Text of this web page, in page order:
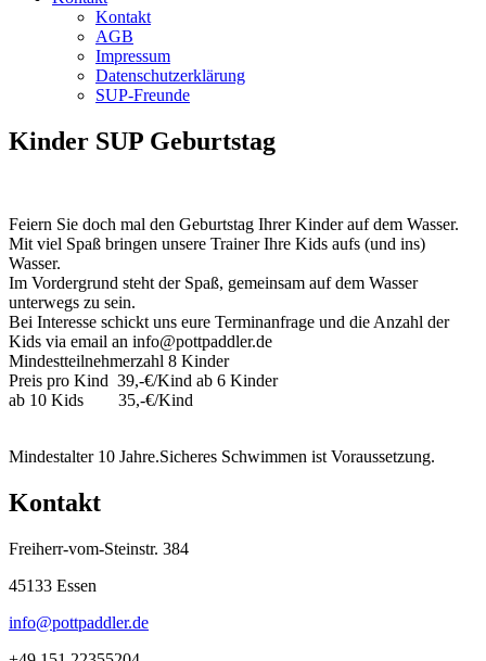
Kontakt
AGB
Impressum
Datenschutzerklärung
SUP-Freunde
Kinder SUP Geburtstag
Feiern Sie doch mal den Geburtstag Ihrer Kinder auf dem Wasser.
Mit viel Spaß bringen unsere Trainer Ihre Kids aufs (und ins)
Wasser.
Im Vordergrund steht der Spaß, gemeinsam auf dem Wasser
unterwegs zu sein.
Bei Interesse schickt uns eure Terminanfrage und die Anzahl der
Kids via email an info@pottpaddler.de
Mindestteilnehmerzahl 8 Kinder
Preis pro Kind 39,-€/Kind ab 6 Kinder
ab 10 Kids 35,-€/Kind
Mindestalter 10 Jahre.Sicheres Schwimmen ist Voraussetzung.
Kontakt
Freiherr-vom-Steinstr. 384
45133 Essen
info@pottpaddler.de